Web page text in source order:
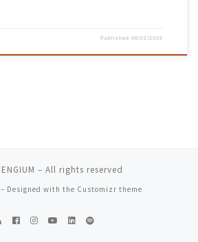
Published08/02/2025
ENGIUM – All rights reserved
– Designed with the Customizr theme